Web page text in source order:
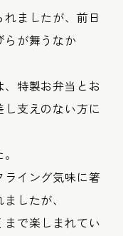
ましたが、前日
らが舞うなか
特製お弁当とお
支えのない方に
イング気味に箸
したが、
で楽しまれてい